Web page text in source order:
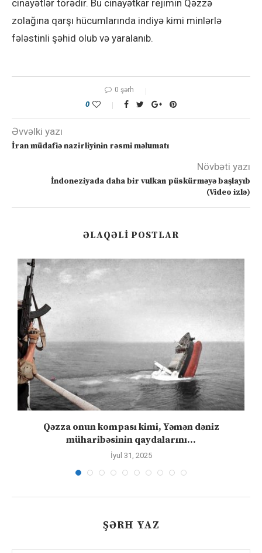
cinayətlər törədir. Bu cinayətkar rejimin Qəzzə
zolağına qarşı hücumlarında indiyə kimi minlərlə
fələstinli şəhid olub və yaralanıb.
0 şərh
0
Əvvəlki yazı
İran müdafiə nazirliyinin rəsmi məlumatı
Növbəti yazı
İndoneziyada daha bir vulkan püskürməyə başlayıb
(Video izlə)
ƏLAQƏLI POSTLAR
Qəzza onun kompası kimi, Yəmən dəniz
müharibəsinin qaydalarını...
İyul 31, 2025
ŞƏRH YAZ